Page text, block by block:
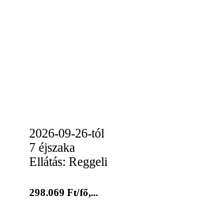
2026-09-26-tól
7 éjszaka
Ellátás: Reggeli
298.069 Ft/fő,...